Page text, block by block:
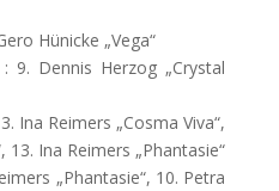
Hünicke „Vega“
9. Dennis Herzog „Crystal
Ina Reimers „Cosma Viva“,
13. Ina Reimers „Phantasie“
„Phantasie“, 10. Petra